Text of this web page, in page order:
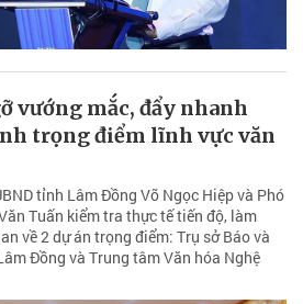
vướng mắc, đẩy nhanh
trọng điểm lĩnh vực văn
tỉnh Lâm Đồng Võ Ngọc Hiệp và Phó
Tuấn kiểm tra thực tế tiến độ, làm
về 2 dự án trọng điểm: Trụ sở Báo và
Đồng và Trung tâm Văn hóa Nghệ